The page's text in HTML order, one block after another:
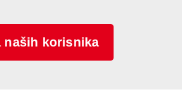
naših korisnika